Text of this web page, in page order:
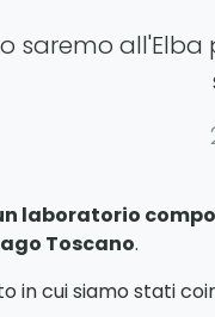
saremo
laboratorio
Toscano.
in cui siamo stati